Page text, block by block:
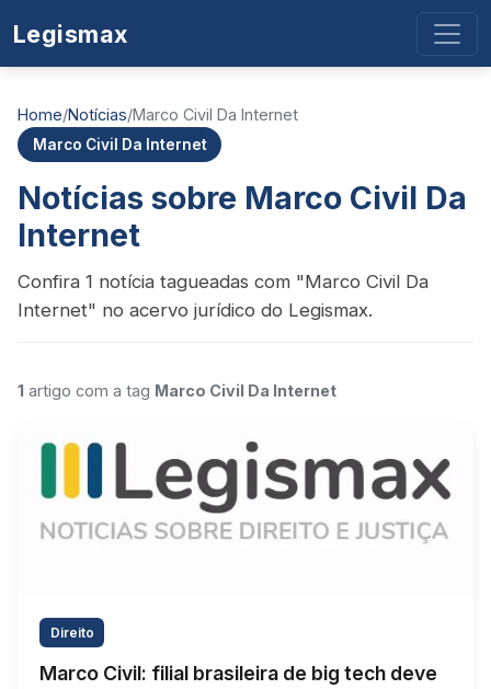
Legismax
Home/Notícias/Marco Civil Da Internet
Marco Civil Da Internet
Notícias sobre Marco Civil Da
Internet
Confira 1 notícia tagueadas com "Marco Civil Da
Internet" no acervo jurídico do Legismax.
1 artigo com a tag Marco Civil Da Internet
Direito
Marco Civil: filial brasileira de big tech deve